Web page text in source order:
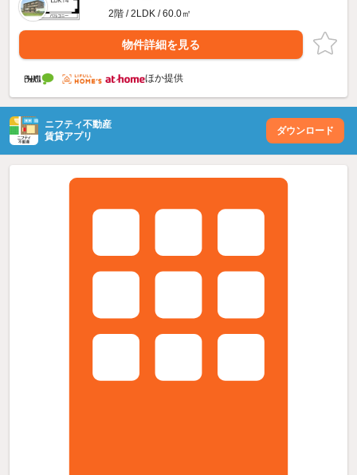
2階 / 2LDK / 60.0㎡
物件詳細を見る
ほか提供
ニフティ不動産
賃貸アプリ
ダウンロード